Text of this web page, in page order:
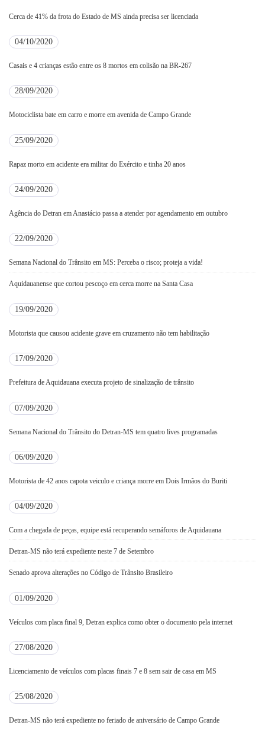
Cerca de 41% da frota do Estado de MS ainda precisa ser licenciada
04/10/2020
Casais e 4 crianças estão entre os 8 mortos em colisão na BR-267
28/09/2020
Motociclista bate em carro e morre em avenida de Campo Grande
25/09/2020
Rapaz morto em acidente era militar do Exército e tinha 20 anos
24/09/2020
Agência do Detran em Anastácio passa a atender por agendamento em outubro
22/09/2020
Semana Nacional do Trânsito em MS: Perceba o risco; proteja a vida!
Aquidauanense que cortou pescoço em cerca morre na Santa Casa
19/09/2020
Motorista que causou acidente grave em cruzamento não tem habilitação
17/09/2020
Prefeitura de Aquidauana executa projeto de sinalização de trânsito
07/09/2020
Semana Nacional do Trânsito do Detran-MS tem quatro lives programadas
06/09/2020
Motorista de 42 anos capota veiculo e criança morre em Dois Irmãos do Buriti
04/09/2020
Com a chegada de peças, equipe está recuperando semáforos de Aquidauana
Detran-MS não terá expediente neste 7 de Setembro
Senado aprova alterações no Código de Trânsito Brasileiro
01/09/2020
Veículos com placa final 9, Detran explica como obter o documento pela internet
27/08/2020
Licenciamento de veículos com placas finais 7 e 8 sem sair de casa em MS
25/08/2020
Detran-MS não terá expediente no feriado de aniversário de Campo Grande